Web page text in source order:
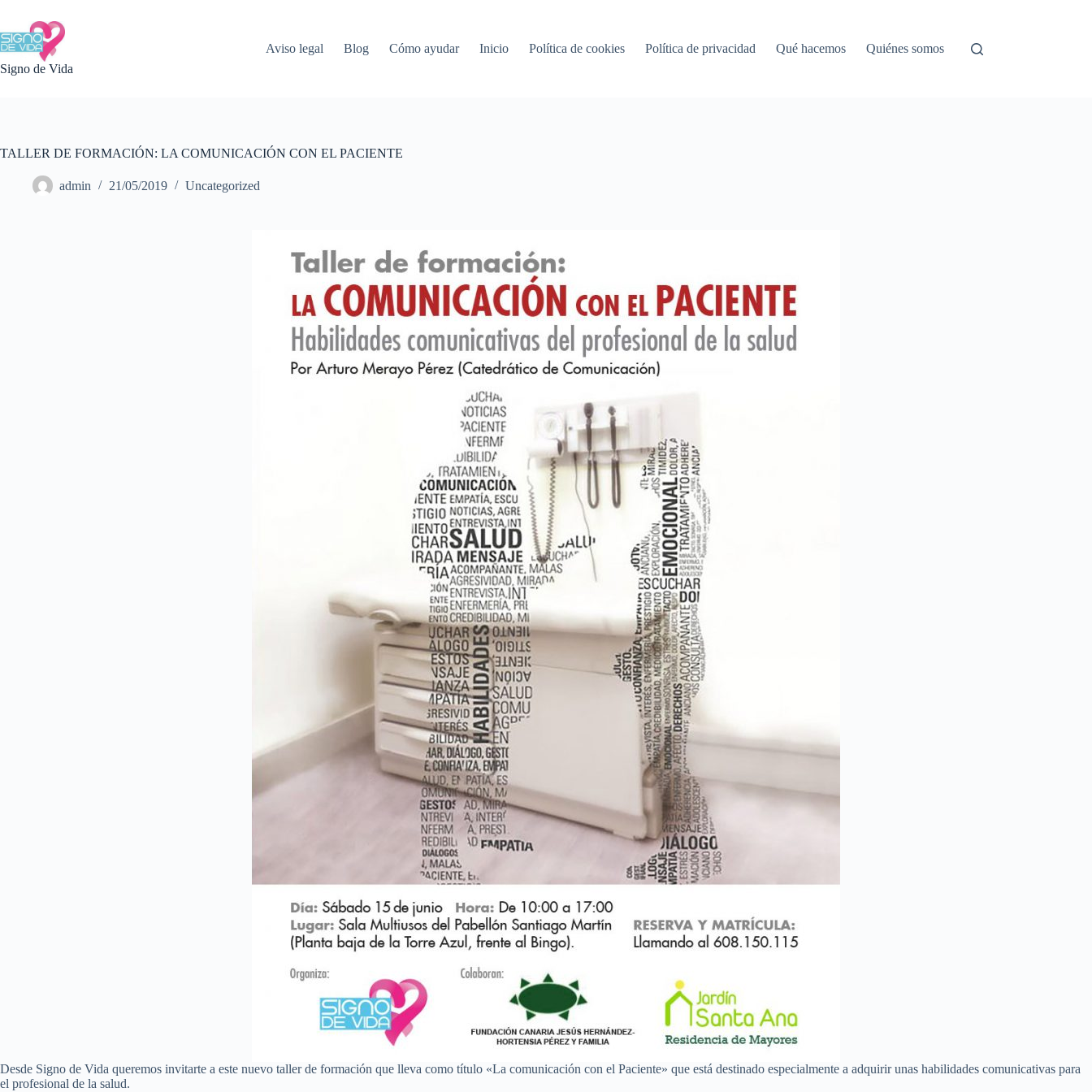
contenido
Signo de Vida
Aviso legal Blog Cómo ayudar Inicio Política de cookies Política de privacidad Qué hacemos Quiénes somos
TALLER DE FORMACIÓN: LA COMUNICACIÓN CON EL PACIENTE
admin 21/05/2019 Uncategorized
Desde Signo de Vida queremos invitarte a este nuevo taller de formación que lleva como título «La comunicación con el Paciente» que está destinado especialmente a adquirir unas habilidades comunicativas para
el profesional de la salud.